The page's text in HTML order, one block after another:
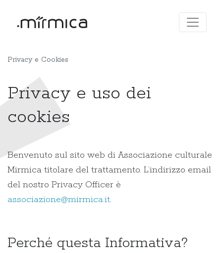
Privacy e Cookies
Privacy e uso dei
cookies
Benvenuto sul sito web di Associazione culturale
Mirmica titolare del trattamento. L’indirizzo email
del nostro Privacy Officer è
associazione@mirmica.it.
Perché questa Informativa?